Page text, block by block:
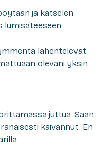
ja katselen
lumisateeseen
lähentelevät
olevani yksin
juttua. Saan
kaivannut. En